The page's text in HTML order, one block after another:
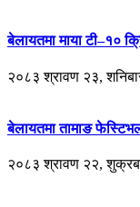
बेलायतमा माया टी–१०
२०८३ श्रावण २३,
बेलायतमा तामाङ
२०८३ श्रावण २२,